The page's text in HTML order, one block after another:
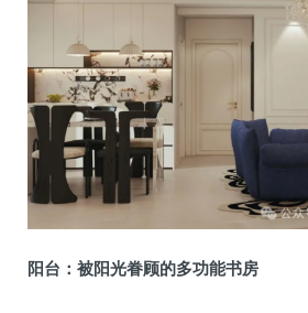
阳台：被阳光眷顾的多功能书房